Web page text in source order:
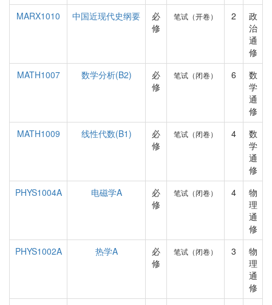
MARX1010
中国近现代史纲要
必
修
笔试（开卷） 2
政
治
通
修
MATH1007
数学分析(B2)
必
修
笔试（闭卷） 6
数
学
通
修
MATH1009
线性代数(B1)
必
修
笔试（闭卷） 4
数
学
通
修
PHYS1004A
电磁学A
必
修
笔试（闭卷） 4
物
理
通
修
PHYS1002A
热学A
必
修
笔试（闭卷） 3
物
理
通
修